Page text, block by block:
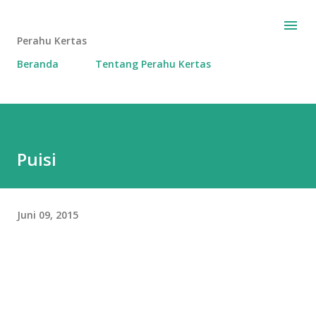
Perahu Kertas
Beranda
Tentang Perahu Kertas
Puisi
Juni 09, 2015